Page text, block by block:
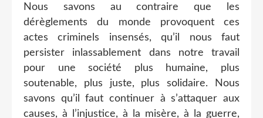
Nous savons au contraire que les
dérèglements du monde provoquent ces
actes criminels insensés, qu’il nous faut
persister inlassablement dans notre travail
pour une société plus humaine, plus
soutenable, plus juste, plus solidaire. Nous
savons qu’il faut continuer à s’attaquer aux
causes, à l’injustice, à la misère, à la guerre,